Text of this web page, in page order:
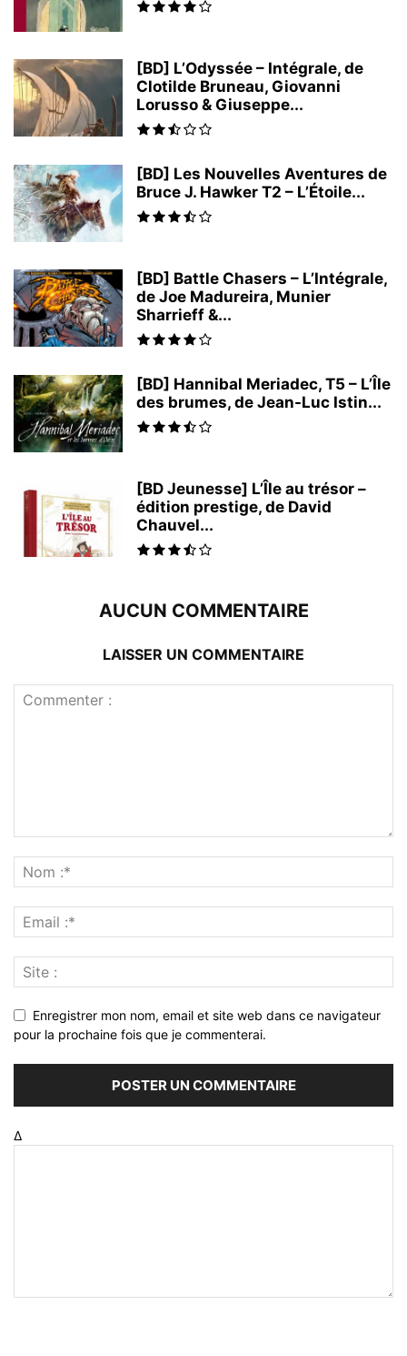
[BD] L’Odyssée – Intégrale, de
Clotilde Bruneau, Giovanni
Lorusso & Giuseppe...
[BD] Les Nouvelles Aventures de
Bruce J. Hawker T2 – L’Étoile...
[BD] Battle Chasers – L’Intégrale,
de Joe Madureira, Munier
Sharrieff &...
[BD] Hannibal Meriadec, T5 – L’Île
des brumes, de Jean-Luc Istin...
[BD Jeunesse] L’Île au trésor –
édition prestige, de David
Chauvel...
AUCUN COMMENTAIRE
LAISSER UN COMMENTAIRE
Enregistrer mon nom, email et site web dans ce navigateur
pour la prochaine fois que je commenterai.
Δ